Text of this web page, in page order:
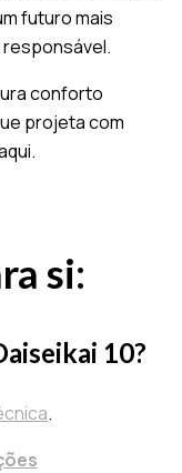
futuro mais
conforto
projeta com
si:
10?
.